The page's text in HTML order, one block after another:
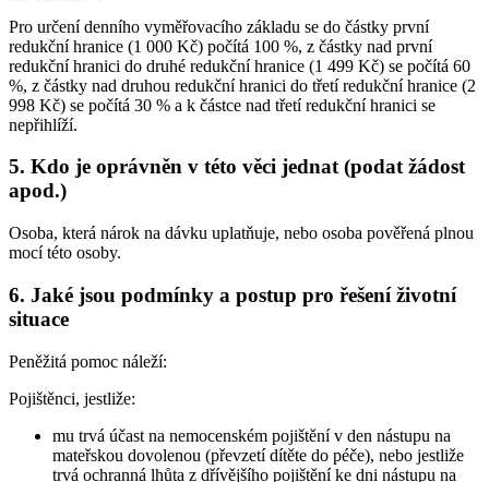
Pro určení denního vyměřovacího základu se do částky první
redukční hranice (1 000 Kč) počítá 100 %, z částky nad první
redukční hranici do druhé redukční hranice (1 499 Kč) se počítá 60
%, z částky nad druhou redukční hranici do třetí redukční hranice (2
998 Kč) se počítá 30 % a k částce nad třetí redukční hranici se
nepřihlíží.
5. Kdo je oprávněn v této věci jednat (podat žádost
apod.)
Osoba, která nárok na dávku uplatňuje, nebo osoba pověřená plnou
mocí této osoby.
6. Jaké jsou podmínky a postup pro řešení životní
situace
Peněžitá pomoc náleží:
Pojištěnci, jestliže:
mu trvá účast na nemocenském pojištění v den nástupu na
mateřskou dovolenou (převzetí dítěte do péče), nebo jestliže
trvá ochranná lhůta z dřívějšího pojištění ke dni nástupu na